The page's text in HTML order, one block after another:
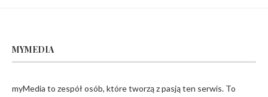
MYMEDIA
myMedia to zespół osób, które tworzą z pasją ten serwis. To